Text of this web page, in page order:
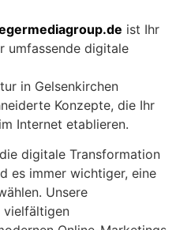
ist Ihr
umfassende digitale
in Gelsenkirchen
Konzepte, die Ihr
Internet etablieren.
digitale Transformation
es immer wichtiger, eine
Unsere
vielfältigen